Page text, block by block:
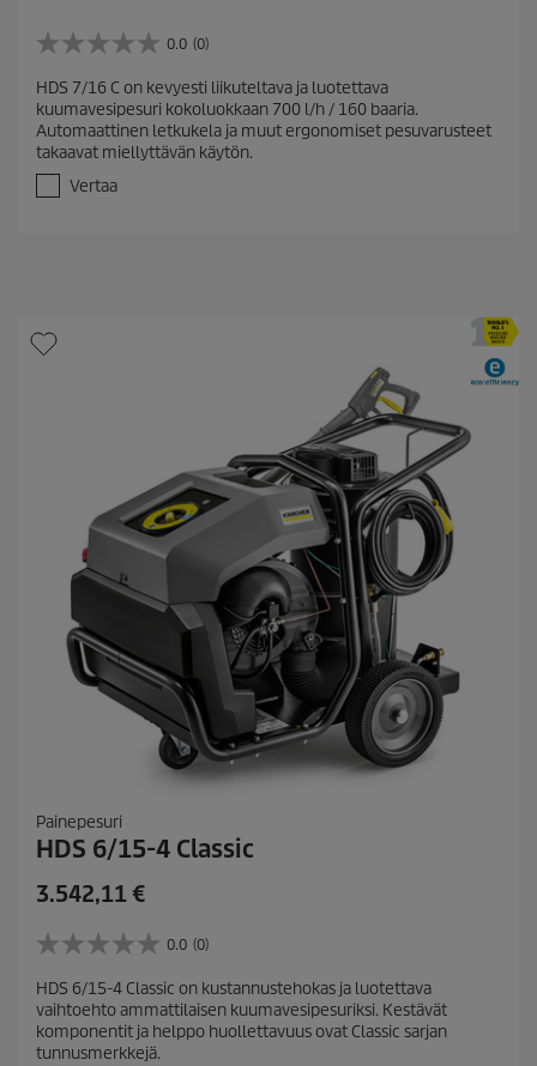
0.0 (0)
0
0
/
5
t
h
HDS 7/16 C on kevyesti liikuteltava ja luotettava
kuumavesipesuri kokoluokkaan 700 l/h / 160 baaria.
Automaattinen letkukela ja muut ergonomiset pesuvarusteet
takaavat miellyttävän käytön.
Vertaa
Painepesuri
HDS 6/15-4 Classic
C
r
e
n
t
3.542,11 €
0.0 (0)
0
0
/
5
t
HDS 6/15-4 Classic on kustannustehokas ja luotettava
vaihtoehto ammattilaisen kuumavesipesuriksi. Kestävät
komponentit ja helppo huollettavuus ovat Classic sarjan
tunnusmerkkejä.